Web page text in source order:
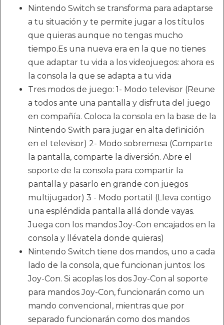
Nintendo Switch se transforma para adaptarse
a tu situación y te permite jugar a los títulos
que quieras aunque no tengas mucho
tiempo.Es una nueva era en la que no tienes
que adaptar tu vida a los videojuegos: ahora es
la consola la que se adapta a tu vida
Tres modos de juego: 1- Modo televisor (Reune
a todos ante una pantalla y disfruta del juego
en compañía. Coloca la consola en la base de la
Nintendo Swith para jugar en alta definición
en el televisor) 2- Modo sobremesa (Comparte
la pantalla, comparte la diversión. Abre el
soporte de la consola para compartir la
pantalla y pasarlo en grande con juegos
multijugador) 3 - Modo portatil (Lleva contigo
una espléndida pantalla allá donde vayas.
Juega con los mandos Joy-Con encajados en la
consola y llévatela donde quieras)
Nintendo Switch tiene dos mandos, uno a cada
lado de la consola, que funcionan juntos: los
Joy-Con. Si acoplas los dos Joy-Con al soporte
para mandos Joy-Con, funcionarán como un
mando convencional, mientras que por
separado funcionarán como dos mandos